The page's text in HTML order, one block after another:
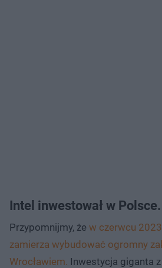
Intel inwestował w
Przypomnijmy, że w czerwcu
zamierza wybudować ogromny
Wrocławiem. Inwestycja giganta